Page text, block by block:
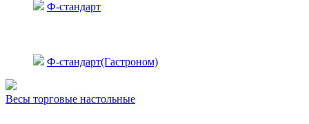
Ф-стандарт
Ф-стандарт(Гастроном)
Весы торговые настольные